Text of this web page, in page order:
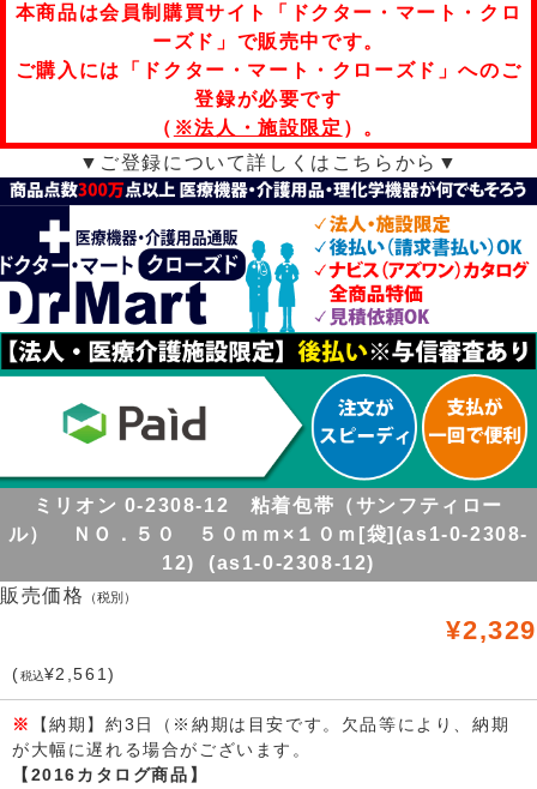
本商品は会員制購買サイト「ドクター・マート・クロ
ーズド」で販売中です。
ご購入には「ドクター・マート・クローズド」へのご
登録が必要です
（ ※法人・施設限定 ）。
▼ご登録について詳しくはこちらから▼
ミリオン 0-2308-12 粘着包帯（サンフティロー
ル） ＮＯ．５０ ５０ｍｍ×１０ｍ[袋](as1-0-2308-
12) (as1-0-2308-12)
販売価格
（税別）
¥2,329
(税込¥2,561)
※
【納期】約3日（※納期は目安です。欠品等により、納期
が大幅に遅れる場合がございます。
【2016カタログ商品】